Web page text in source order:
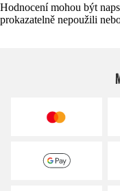
Hodnocení mohou být
prokazatelně nepoužili